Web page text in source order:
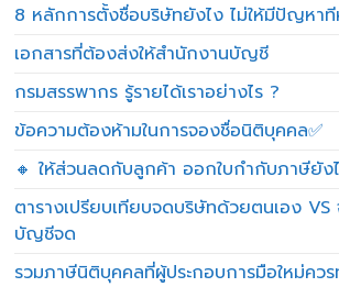
8 หลักการตั้งชื่อบริษัทยังไง ไม่ให้มีปัญหา
เอกสารที่ต้องส่งให้สำนักงานบัญชี
กรมสรรพากร รู้รายได้เราอย่างไร ?
ข้อความต้องห้ามในการจองชื่อนิติบุคคล✅
🔸 ให้ส่วนลดกับลูกค้า ออกใบกำกับภาษียัง
ตารางเปรียบเทียบจดบริษัทด้วยตนเอง VS
บัญชีจด
รวมภาษีนิติบุคคลที่ผู้ประกอบการมือใหม่ควร